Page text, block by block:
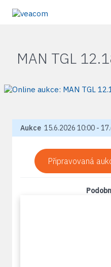
MAN TGL
Aukce 15.6.2026 10:00 -
Připravovaná